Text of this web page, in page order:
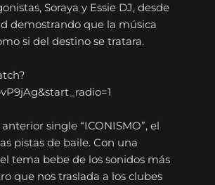
Soraya y Essie DJ, desde
demostrando que la música
si del destino se tratara.
single “ICONISMO”, el
pistas de baile. Con una
tema bebe de los sonidos más
que nos traslada a los clubes